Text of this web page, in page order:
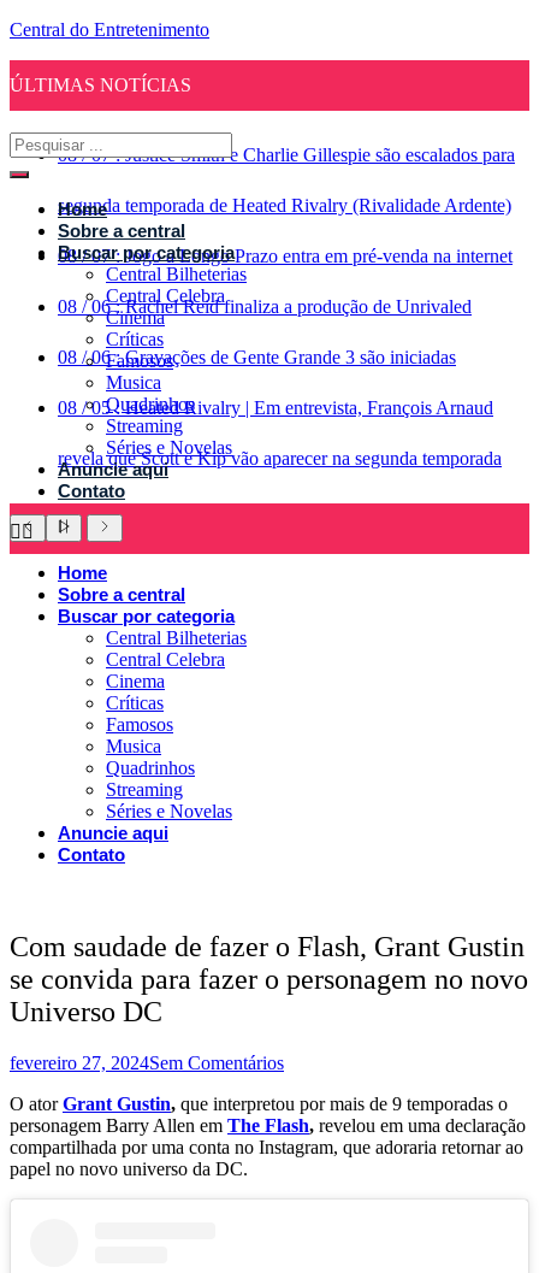
Central do Entretenimento
ÚLTIMAS NOTÍCIAS
08 / 07 : Justice Smith e Charlie Gillespie são escalados para
segunda temporada de Heated Rivalry (Rivalidade Ardente)
08 / 07 : Jogo a Longo Prazo entra em pré-venda na internet
08 / 06 : Rachel Reid finaliza a produção de Unrivaled
08 / 06 : Gravações de Gente Grande 3 são iniciadas
08 / 05 : Heated Rivalry | Em entrevista, François Arnaud
revela que Scott e Kip vão aparecer na segunda temporada
Home
Sobre a central
Buscar por categoria
Central Bilheterias
Central Celebra
Cinema
Críticas
Famosos
Musica
Quadrinhos
Streaming
Séries e Novelas
Anuncie aqui
Contato
Home
Sobre a central
Buscar por categoria
Central Bilheterias
Central Celebra
Cinema
Críticas
Famosos
Musica
Quadrinhos
Streaming
Séries e Novelas
Anuncie aqui
Contato
Com saudade de fazer o Flash, Grant Gustin
se convida para fazer o personagem no novo
Universo DC
fevereiro 27, 2024Sem Comentários
O atorGrant Gustin, que interpretou por mais de 9 temporadas o
personagem Barry Allen em The Flash, revelou em uma declaração
compartilhada por uma conta no Instagram, que adoraria retornar ao
papel no novo universo da DC.